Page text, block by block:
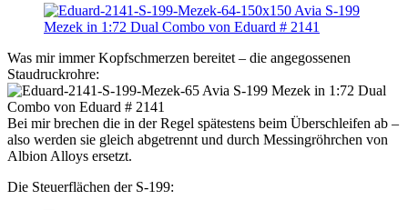
Was mir immer Kopfschmerzen bereitet – die angegossenen
Staudruckrohre:
Bei mir brechen die in der Regel spätestens beim Überschleifen ab –
also werden sie gleich abgetrennt und durch Messingröhrchen von
Albion Alloys ersetzt.
Die Steuerflächen der S-199: